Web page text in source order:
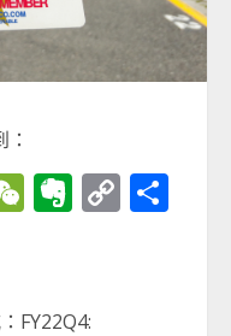
WeChat
Evernote
Copy
FY22Q4: